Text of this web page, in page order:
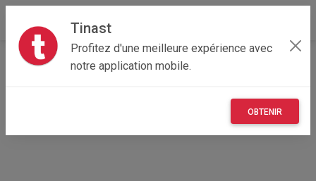
Tinast
Profitez d'une meilleure expérience avec
notre application mobile.
OBTENIR
Accueil Recherche Multimedia